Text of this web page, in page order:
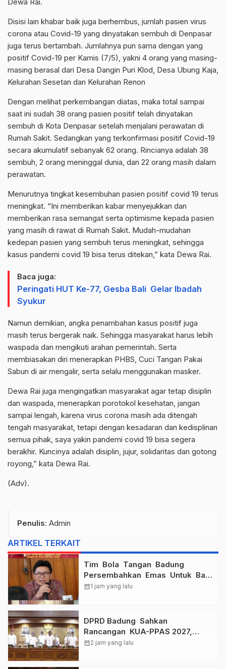
Disisi lain khabar baik juga berhembus, jumlah pasien virus
corona atau Covid-19 yang dinyatakan sembuh di Denpasar
juga terus bertambah. Jumlahnya pun sama dengan yang
positif Covid-19 per Kamis (7/5), yakni 4 orang yang masing-
masing berasal dari Desa Dangin Puri Klod, Desa Ubung Kaja,
Kelurahan Sesetan dan Kelurahan Renon
Dengan melihat perkembangan diatas, maka total sampai
saat ini sudah 38 orang pasien positif telah dinyatakan
sembuh di Kota Denpasar setelah menjalani perawatan di
Rumah Sakit. Sedangkan yang terkonfirmasi positif Covid-19
secara akumulatif sebanyak 62 orang. Rincianya adalah 38
sembuh, 2 orang meninggal dunia, dan 22 orang masih dalam
perawatan.
Menurutnya tingkat kesembuhan pasien positif covid 19 terus
meningkat. “Ini memberikan kabar menyejukkan dan
memberikan rasa semangat serta optimisme kepada pasien
yang masih di rawat di Rumah Sakit. Mudah-mudahan
kedepan pasien yang sembuh terus meningkat, sehingga
kasus pandemi covid 19 bisa terus ditekan,” kata Dewa Rai.
Baca juga:
Peringati HUT Ke-77, Gesba Bali Gelar Ibadah
Syukur
Namun demikian, angka penambahan kasus positif juga
masih terus bergerak naik. Sehingga masyarakat harus lebih
waspada dan mengikuti arahan pemerintah. Serta
membiasakan diri menerapkan PHBS, Cuci Tangan Pakai
Sabun di air mengalir, serta selalu menggunakan masker.
Dewa Rai juga mengingatkan masyarakat agar tetap disiplin
dan waspada, menerapkan porotokol kesehatan, jangan
sampai lengah, karena virus corona masih ada ditengah
tengah masyarakat, tetapi dengan kesadaran dan kedisplinan
semua pihak, saya yakin pandemi covid 19 bisa segera
berakhir. Kuncinya adalah disiplin, jujur, solidaritas dan gotong
royong,” kata Dewa Rai.
(Adv).
Penulis: Admin
ARTIKEL TERKAIT
Tim Bola Tangan Badung
Persembahkan Emas Untuk Bali
, Taklukkan Jawa Tengah Di
calendar_month1 jam yang lalu
DPRD Badung Sahkan
Rancangan KUA-PPAS 2027,
Anggaran Tembus Lebih Dari
calendar_month2 jam yang lalu